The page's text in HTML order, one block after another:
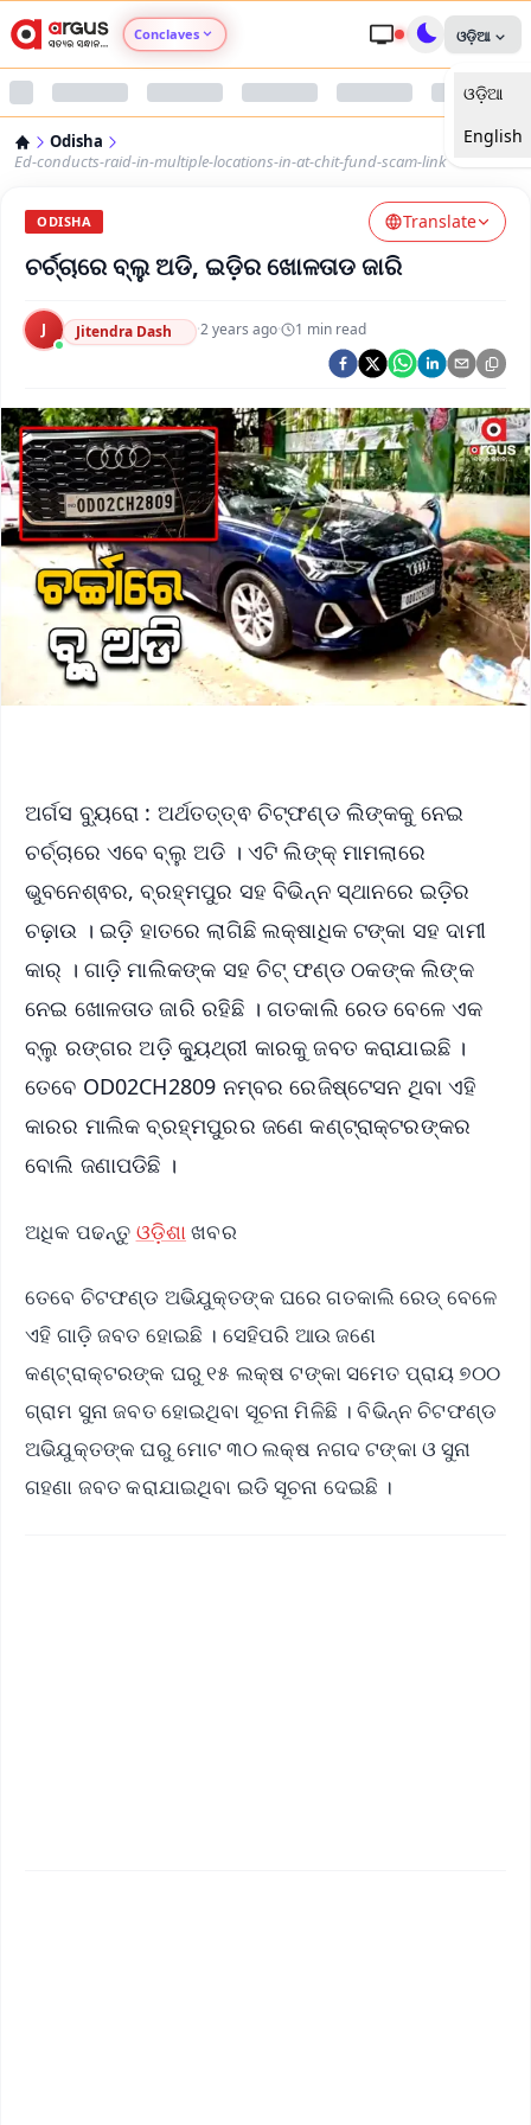
Conclaves
Argus Nari Shakti
Argus Health Connect
Argus Swaad Odisha
Argus Chalo Dekhein Apna Desh
ଓଡ଼ିଆ
ଓଡ଼ିଆ
English
Odisha
Ed-conducts-raid-in-multiple-locations-in-at-chit-fund-scam-link
ODISHA Translate
ଚର୍ଚ୍ଚାରେ ବ୍ଲୁ ଅଡି, ଇଡ଼ିର ଖୋଳତାଡ ଜାରି
J Jitendra Dash ·2 years ago· 1 min read
ଅର୍ଗସ ବ୍ୟୁରୋ : ଅର୍ଥତତ୍ତ୍ଵ ଚିଟ୍‌ଫଣ୍ଡ ଲିଙ୍କକୁ ନେଇ
ଚର୍ଚ୍ଚାରେ ଏବେ ବ୍ଲୁ ଅଡି । ଏଟି ଲିଙ୍କ୍‌ ମାମଲାରେ
ଭୁବନେଶ୍ଵର, ବ୍ରହ୍ମପୁର ସହ ବିଭିନ୍ନ ସ୍ଥାନରେ ଇଡ଼ିର
ଚଢ଼ାଉ । ଇଡ଼ି ହାତରେ ଲାଗିଛି ଲକ୍ଷାଧିକ ଟଙ୍କା ସହ ଦାମୀ
କାର୍‌ । ଗାଡ଼ି ମାଲିକଙ୍କ ସହ ଚିଟ୍ ଫଣ୍ଡ ଠକଙ୍କ ଲିଙ୍କ
ନେଇ ଖୋଳତାଡ ଜାରି ରହିଛି । ଗତକାଲି ରେଡ ବେଳେ ଏକ
ବ୍ଲୁ ରଙ୍ଗର ଅଡ଼ି କ୍ୟୁଥ୍ରୀ କାରକୁ ଜବତ କରାଯାଇଛି ।
ତେବେ OD02CH2809 ନମ୍ବର ରେଜିଷ୍ଟେସନ ଥିବା ଏହି
କାରର ମାଲିକ ବ୍ରହ୍ମପୁରର ଜଣେ କଣ୍ଟ୍ରାକ୍ଟରଙ୍କର
ବୋଲି ଜଣାପଡିଛି ।
ଅଧିକ ପଢନ୍ତୁ ଓଡ଼ିଶା ଖବର
ତେବେ ଚିଟଫଣ୍ଡ ଅଭିଯୁକ୍ତଙ୍କ ଘରେ ଗତକାଲି ରେଡ୍ ବେଳେ
ଏହି ଗାଡ଼ି ଜବତ ହୋଇଛି । ସେହିପରି ଆଉ ଜଣେ
କଣ୍ଟ୍ରାକ୍ଟରଙ୍କ ଘରୁ ୧୫ ଲକ୍ଷ ଟଙ୍କା ସମେତ ପ୍ରାୟ ୭୦୦
ଗ୍ରାମ ସୁନା ଜବତ ହୋଇଥିବା ସୂଚନା ମିଳିଛି । ବିଭିନ୍ନ ଚିଟଫଣ୍ଡ
ଅଭିଯୁକ୍ତଙ୍କ ଘରୁ ମୋଟ ୩୦ ଲକ୍ଷ ନଗଦ ଟଙ୍କା ଓ ସୁନା
ଗହଣା ଜବତ କରାଯାଇଥିବା ଇଡି ସୂଚନା ଦେଇଛି ।